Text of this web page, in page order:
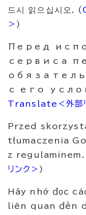
드시 읽으십시오. (
＞ )
Перед
сервиса
с его
Translate ＜外部
Przed
tłumaczenia
z regulaminem.
リンク＞ )
Hãy nhớ đọc
liên quan đến